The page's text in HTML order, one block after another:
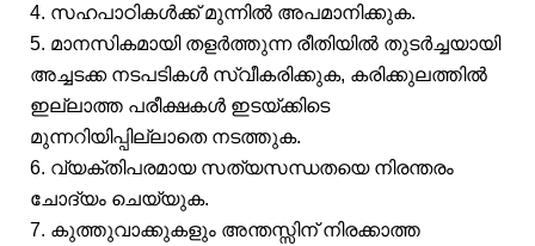
4. സഹപാഠികൾക്ക് മുന്നിൽ അപമാനിക്കുക.
5. മാനസികമായി തളർത്തുന്ന രീതിയിൽ തുടർച്ചയായി
അച്ചടക്ക നടപടികൾ സ്വീകരിക്കുക, കരിക്കുലത്തിൽ
ഇല്ലാത്ത പരീക്ഷകൾ ഇടയ്ക്കിടെ
മുന്നറിയിപ്പില്ലാതെ നടത്തുക.
6. വ്യക്തിപരമായ സത്യസന്ധതയെ നിരന്തരം
ചോദ്യം ചെയ്യുക.
7. കുത്തുവാക്കുകളും അന്തസ്സിന് നിരക്കാത്ത